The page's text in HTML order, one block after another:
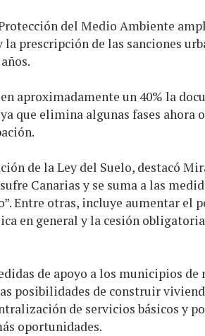
del Medio Ambiente
la prescripción de las sanciones
aproximadamente un 40% la
que elimina algunas fases ahora
de la Ley del Suelo, destacó
Canarias y se suma a las
Entre otras, incluye aumentar el
en general y la cesión
de apoyo a los municipios de
posibilidades de construir
de servicios básicos y
oportunidades.